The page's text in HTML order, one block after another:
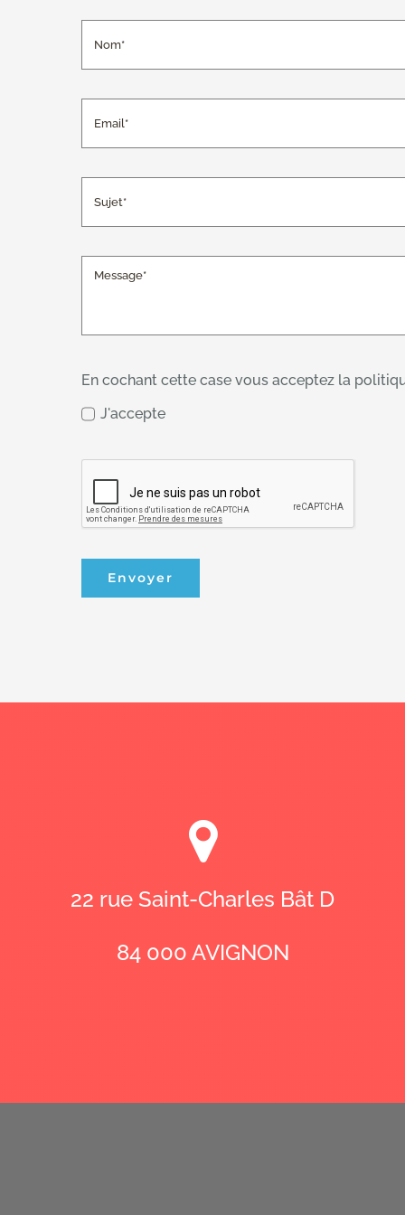
En cochant cette case vous acceptez la
J'accepte
Envoyer
22 rue Saint-Charles Bât D
84 000 AVIGNON